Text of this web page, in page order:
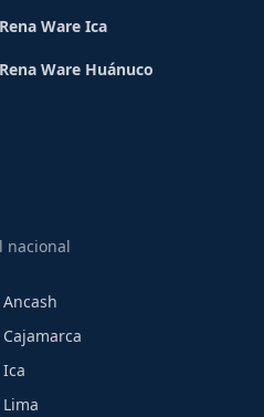
Rena Ware Ica
Rena Ware Huánuco
nacional
Ancash
Cajamarca
Ica
Lima